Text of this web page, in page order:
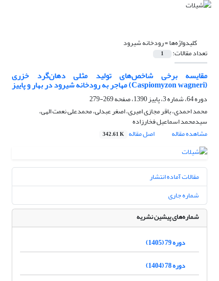
کلیدواژه‌ها =رودخانه شیرود
تعداد مقالات: 1
مقایسه برخی شاخص‌های تولید مثلی دهان‌گرد خزری
(Caspiomyzon wagneri) مهاجر به رودخانه شیرود در بهار و پاییز
دوره 64، شماره 3، پاییز 1390، صفحه
269-279
محمد احمدی، باقر مجازی امیری، اصغر عبدلی، محمدعلی نعمت الهی،
سیدمحمد اسماعیل فخارزاده
مشاهده مقاله
اصل مقاله 342.61 K
مقالات آماده انتشار
شماره جاری
شماره‌های پیشین نشریه
دوره 79 (1405)
دوره 78 (1404)